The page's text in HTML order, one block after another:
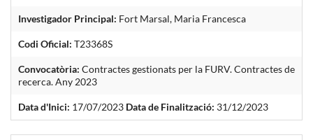
Investigador Principal: Fort Marsal, Maria Francesca
Codi Oficial: T23368S
Convocatòria: Contractes gestionats per la FURV. Contractes de
recerca. Any 2023
Data d'Inici: 17/07/2023 Data de Finalització: 31/12/2023